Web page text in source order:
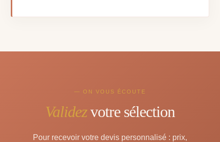
— ON VOUS ÉCOUTE
Validezvotre sélection
Pour recevoir votre devis personnalisé : prix,